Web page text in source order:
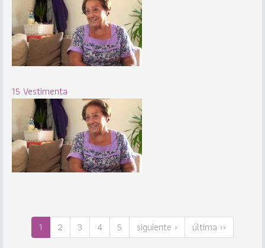
15 Vestimenta
1 2 3 4 5 siguiente › última ››